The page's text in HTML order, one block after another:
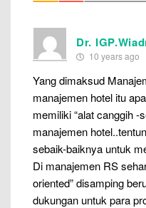
Dr.
10 years ago
Yang dimaksud
manajemen hotel itu
memiliki “alat canggih -
manajemen
sebaik-baiknya untuk
Di manajemen RS
oriented” disamping
dukungan untuk para